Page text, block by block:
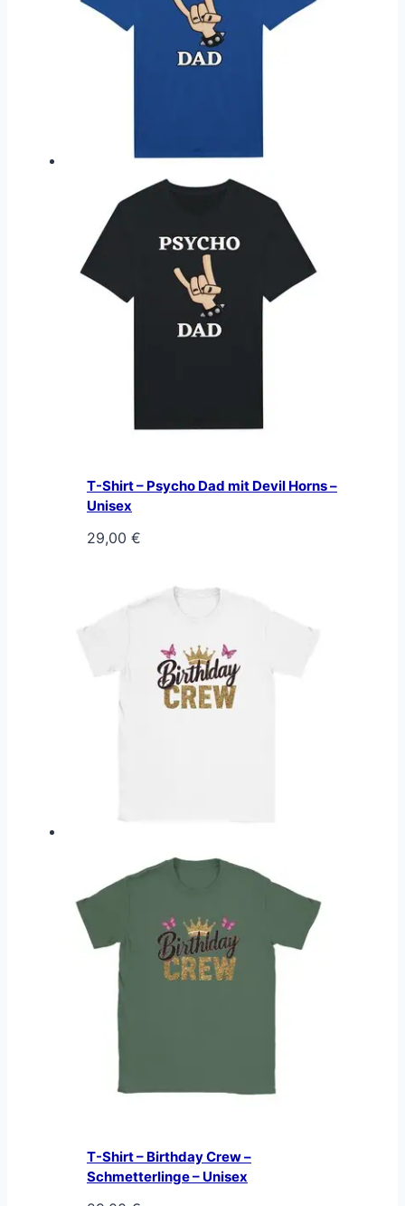
T-Shirt – Psycho Dad mit Devil Horns –
Unisex
29,00 €
T-Shirt – Birthday Crew –
Schmetterlinge – Unisex